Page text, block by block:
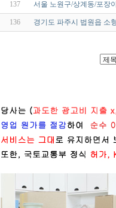
137 서울 노원구/상계동/포장
136 경기도 파주시 법원읍 소